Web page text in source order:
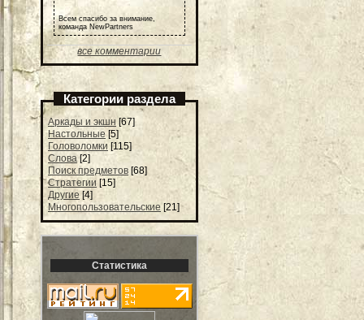
Всем спасибо за внимание,
команда NewPartners
все комментарии
Категории раздела
Аркады и экшн [67]
Настольные [5]
Головоломки [115]
Слова [2]
Поиск предметов [68]
Стратегии [15]
Другие [4]
Многопользовательские [21]
Статистика